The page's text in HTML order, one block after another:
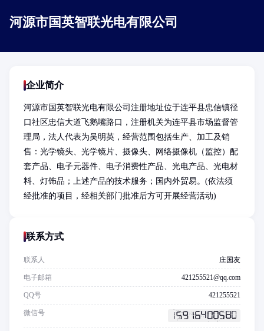
河源市国英智联光电有限公司
企业简介
河源市国英智联光电有限公司注册地址位于连平县忠信镇径
口社区忠信大道飞鹅嘴路口，注册机关为连平县市场监督管
理局，法人代表为吴明英，经营范围包括生产、加工及销
售：光学镜头、光学镜片、摄像头、网络摄像机（监控）配
套产品、电子元器件、电子消费性产品、光电产品、光电材
料、灯饰品；上述产品的技术服务；国内外贸易。(依法须
经批准的项目，经相关部门批准后方可开展经营活动)
联系方式
联系人 庄国友
电子邮箱 421255521@qq.com
QQ号 421255521
微信号